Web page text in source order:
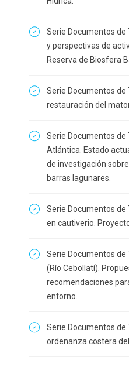
Serie Documentos de
y perspectivas de
Reserva de Biosfera
Serie Documentos de
restauración del
Serie Documentos de
Atlántica. Estado
de investigación
barras lagunares.
Serie Documentos de
en cautiverio.
Serie Documentos de
(Río Cebollatí).
recomendaciones
entorno.
Serie Documentos de
ordenanza costera